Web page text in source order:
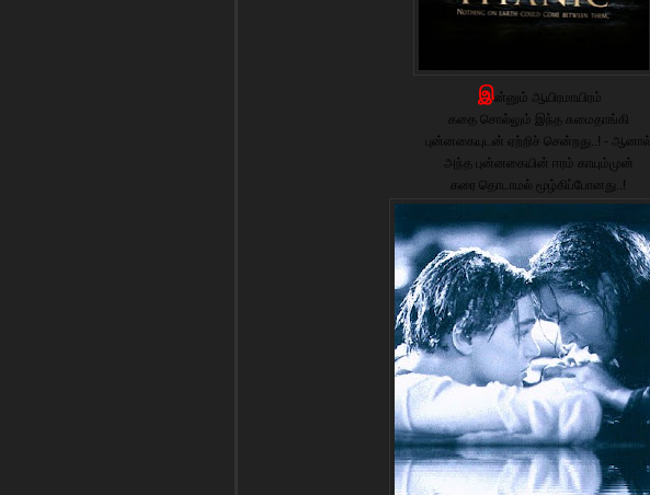
இன்னும் ஆயிரமாயிரம்
கதை சொல்லும் இந்த சுமைதாங்கி
புன்னகையுடன் ஏற்றிச் சென்றது..! - ஆனால்
அந்த புன்னகையின் ஈரம் காயும்முன்
கரை தொடாமல் மூழ்கிப்போனது..!